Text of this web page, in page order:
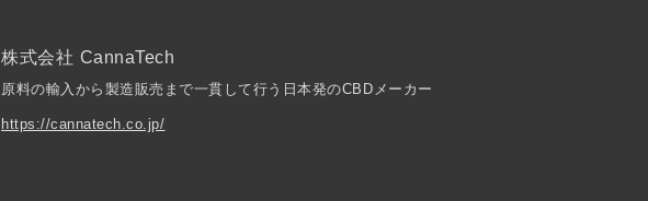
株式会社 CannaTech
原料の輸入から製造販売まで一貫して行う日本発のCBDメーカー
https://cannatech.co.jp/